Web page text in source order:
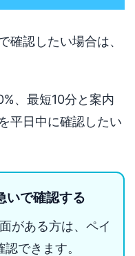
確認したい場合は、
、最短10分と案内
平日中に確認したい
いで確認する
がある方は、ペイ
できます。